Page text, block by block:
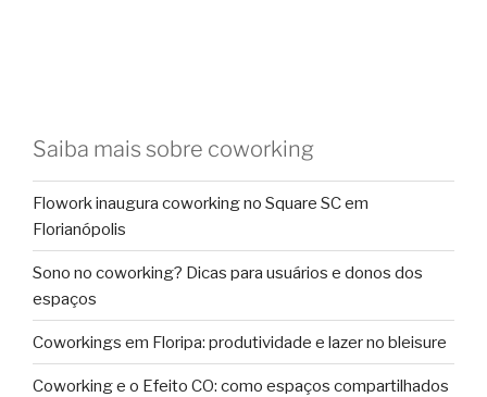
Saiba mais sobre coworking
Flowork inaugura coworking no Square SC em
Florianópolis
Sono no coworking? Dicas para usuários e donos dos
espaços
Coworkings em Floripa: produtividade e lazer no bleisure
Coworking e o Efeito CO: como espaços compartilhados